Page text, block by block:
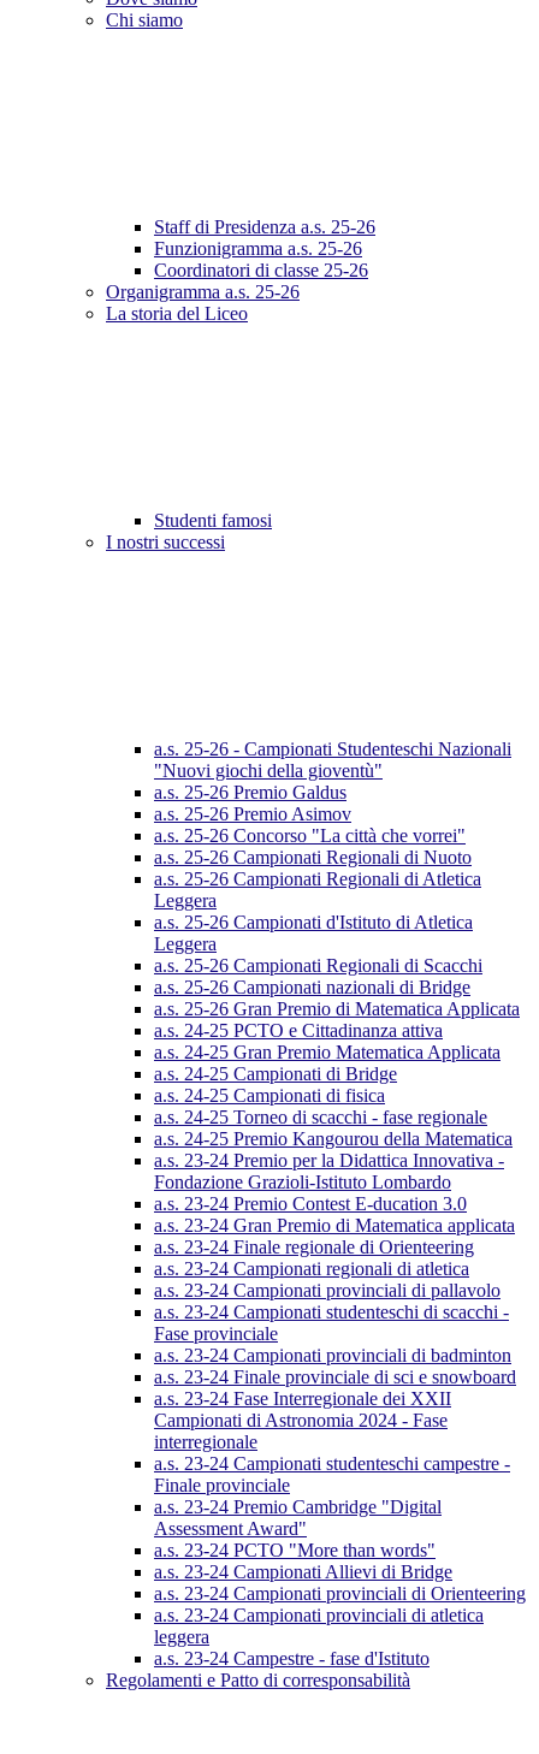
Chi siamo
Staff di Presidenza a.s. 25-26
Funzionigramma a.s. 25-26
Coordinatori di classe 25-26
Organigramma a.s. 25-26
La storia del Liceo
Studenti famosi
I nostri successi
a.s. 25-26 - Campionati Studenteschi Nazionali
"Nuovi giochi della gioventù"
a.s. 25-26 Premio Galdus
a.s. 25-26 Premio Asimov
a.s. 25-26 Concorso "La città che vorrei"
a.s. 25-26 Campionati Regionali di Nuoto
a.s. 25-26 Campionati Regionali di Atletica
Leggera
a.s. 25-26 Campionati d'Istituto di Atletica
Leggera
a.s. 25-26 Campionati Regionali di Scacchi
a.s. 25-26 Campionati nazionali di Bridge
a.s. 25-26 Gran Premio di Matematica Applicata
a.s. 24-25 PCTO e Cittadinanza attiva
a.s. 24-25 Gran Premio Matematica Applicata
a.s. 24-25 Campionati di Bridge
a.s. 24-25 Campionati di fisica
a.s. 24-25 Torneo di scacchi - fase regionale
a.s. 24-25 Premio Kangourou della Matematica
a.s. 23-24 Premio per la Didattica Innovativa -
Fondazione Grazioli-Istituto Lombardo
a.s. 23-24 Premio Contest E-ducation 3.0
a.s. 23-24 Gran Premio di Matematica applicata
a.s. 23-24 Finale regionale di Orienteering
a.s. 23-24 Campionati regionali di atletica
a.s. 23-24 Campionati provinciali di pallavolo
a.s. 23-24 Campionati studenteschi di scacchi -
Fase provinciale
a.s. 23-24 Campionati provinciali di badminton
a.s. 23-24 Finale provinciale di sci e snowboard
a.s. 23-24 Fase Interregionale dei XXII
Campionati di Astronomia 2024 - Fase
interregionale
a.s. 23-24 Campionati studenteschi campestre -
Finale provinciale
a.s. 23-24 Premio Cambridge "Digital
Assessment Award"
a.s. 23-24 PCTO "More than words"
a.s. 23-24 Campionati Allievi di Bridge
a.s. 23-24 Campionati provinciali di Orienteering
a.s. 23-24 Campionati provinciali di atletica
leggera
a.s. 23-24 Campestre - fase d'Istituto
Regolamenti e Patto di corresponsabilità